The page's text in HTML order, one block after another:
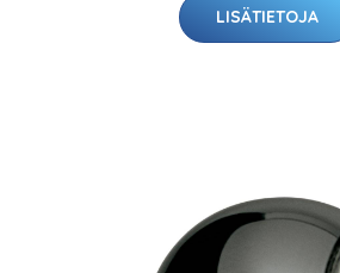
LISÄTIETOJA